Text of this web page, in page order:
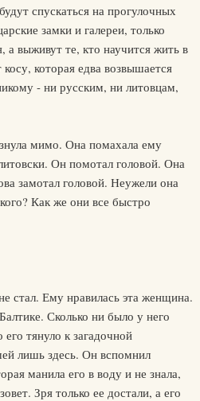
спускаться на прогулочных
замки и галереи, только
а выживут те, кто научится жить в
которая едва возвышается
- ни русским, ни литовцам,
мимо. Она помахала ему
Он помотал головой. Она
замотал головой. Неужели она
Как же они все быстро
стал. Ему нравилась эта женщина.
Сколько ни было у него
тянуло к загадочной
лишь здесь. Он вспомнил
манила его в воду и не знала,
Зря только ее достали, а его